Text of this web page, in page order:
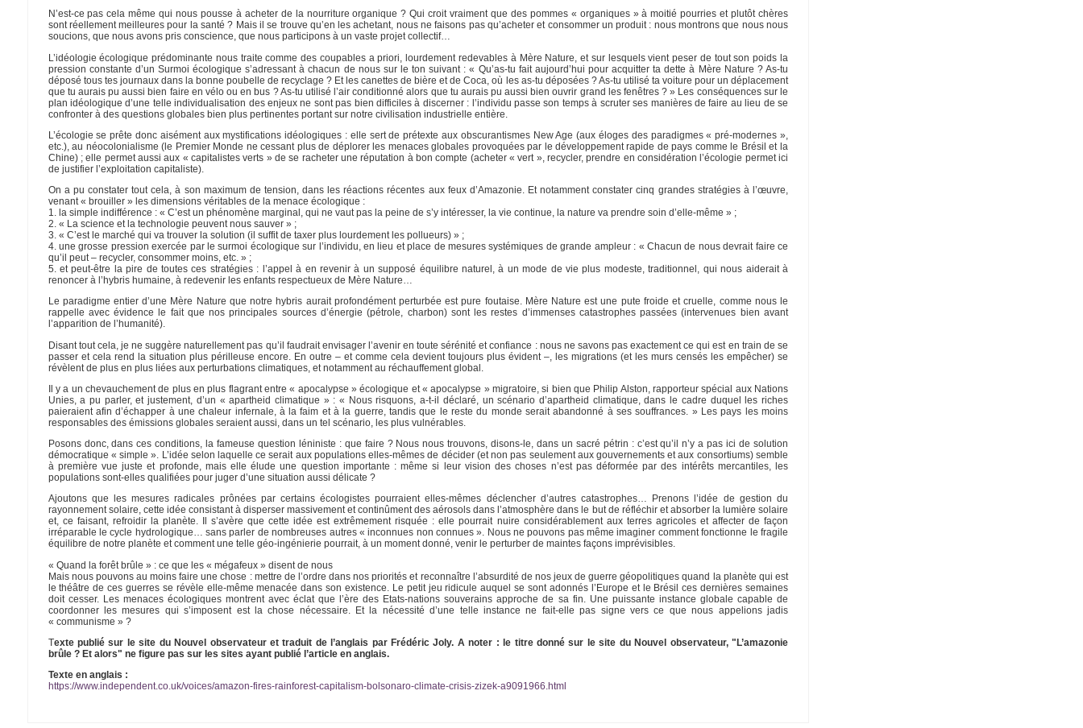
N’est-ce pas cela même qui nous pousse à acheter de la nourriture organique ? Qui croit vraiment que des pommes « organiques » à moitié pourries et plutôt chères
sont réellement meilleures pour la santé ? Mais il se trouve qu’en les achetant, nous ne faisons pas qu’acheter et consommer un produit : nous montrons que nous nous
soucions, que nous avons pris conscience, que nous participons à un vaste projet collectif…
L’idéologie écologique prédominante nous traite comme des coupables a priori, lourdement redevables à Mère Nature, et sur lesquels vient peser de tout son poids la
pression constante d’un Surmoi écologique s’adressant à chacun de nous sur le ton suivant : « Qu’as-tu fait aujourd’hui pour acquitter ta dette à Mère Nature ? As-tu
déposé tous tes journaux dans la bonne poubelle de recyclage ? Et les canettes de bière et de Coca, où les as-tu déposées ? As-tu utilisé ta voiture pour un déplacement
que tu aurais pu aussi bien faire en vélo ou en bus ? As-tu utilisé l’air conditionné alors que tu aurais pu aussi bien ouvrir grand les fenêtres ? » Les conséquences sur le
plan idéologique d’une telle individualisation des enjeux ne sont pas bien difficiles à discerner : l’individu passe son temps à scruter ses manières de faire au lieu de se
confronter à des questions globales bien plus pertinentes portant sur notre civilisation industrielle entière.
L’écologie se prête donc aisément aux mystifications idéologiques : elle sert de prétexte aux obscurantismes New Age (aux éloges des paradigmes « pré-modernes »,
etc.), au néocolonialisme (le Premier Monde ne cessant plus de déplorer les menaces globales provoquées par le développement rapide de pays comme le Brésil et la
Chine) ; elle permet aussi aux « capitalistes verts » de se racheter une réputation à bon compte (acheter « vert », recycler, prendre en considération l’écologie permet ici
de justifier l’exploitation capitaliste).
On a pu constater tout cela, à son maximum de tension, dans les réactions récentes aux feux d’Amazonie. Et notamment constater cinq grandes stratégies à l’œuvre,
venant « brouiller » les dimensions véritables de la menace écologique :
1. la simple indifférence : « C’est un phénomène marginal, qui ne vaut pas la peine de s’y intéresser, la vie continue, la nature va prendre soin d’elle-même » ;
2. « La science et la technologie peuvent nous sauver » ;
3. « C’est le marché qui va trouver la solution (il suffit de taxer plus lourdement les pollueurs) » ;
4. une grosse pression exercée par le surmoi écologique sur l’individu, en lieu et place de mesures systémiques de grande ampleur : « Chacun de nous devrait faire ce
qu’il peut – recycler, consommer moins, etc. » ;
5. et peut-être la pire de toutes ces stratégies : l’appel à en revenir à un supposé équilibre naturel, à un mode de vie plus modeste, traditionnel, qui nous aiderait à
renoncer à l’hybris humaine, à redevenir les enfants respectueux de Mère Nature…
Le paradigme entier d’une Mère Nature que notre hybris aurait profondément perturbée est pure foutaise. Mère Nature est une pute froide et cruelle, comme nous le
rappelle avec évidence le fait que nos principales sources d’énergie (pétrole, charbon) sont les restes d’immenses catastrophes passées (intervenues bien avant
l’apparition de l’humanité).
Disant tout cela, je ne suggère naturellement pas qu’il faudrait envisager l’avenir en toute sérénité et confiance : nous ne savons pas exactement ce qui est en train de se
passer et cela rend la situation plus périlleuse encore. En outre – et comme cela devient toujours plus évident –, les migrations (et les murs censés les empêcher) se
révèlent de plus en plus liées aux perturbations climatiques, et notamment au réchauffement global.
Il y a un chevauchement de plus en plus flagrant entre « apocalypse » écologique et « apocalypse » migratoire, si bien que Philip Alston, rapporteur spécial aux Nations
Unies, a pu parler, et justement, d’un « apartheid climatique » : « Nous risquons, a-t-il déclaré, un scénario d’apartheid climatique, dans le cadre duquel les riches
paieraient afin d’échapper à une chaleur infernale, à la faim et à la guerre, tandis que le reste du monde serait abandonné à ses souffrances. » Les pays les moins
responsables des émissions globales seraient aussi, dans un tel scénario, les plus vulnérables.
Posons donc, dans ces conditions, la fameuse question léniniste : que faire ? Nous nous trouvons, disons-le, dans un sacré pétrin : c’est qu’il n’y a pas ici de solution
démocratique « simple ». L’idée selon laquelle ce serait aux populations elles-mêmes de décider (et non pas seulement aux gouvernements et aux consortiums) semble
à première vue juste et profonde, mais elle élude une question importante : même si leur vision des choses n’est pas déformée par des intérêts mercantiles, les
populations sont-elles qualifiées pour juger d’une situation aussi délicate ?
Ajoutons que les mesures radicales prônées par certains écologistes pourraient elles-mêmes déclencher d’autres catastrophes… Prenons l’idée de gestion du
rayonnement solaire, cette idée consistant à disperser massivement et continûment des aérosols dans l’atmosphère dans le but de réfléchir et absorber la lumière solaire
et, ce faisant, refroidir la planète. Il s’avère que cette idée est extrêmement risquée : elle pourrait nuire considérablement aux terres agricoles et affecter de façon
irréparable le cycle hydrologique… sans parler de nombreuses autres « inconnues non connues ». Nous ne pouvons pas même imaginer comment fonctionne le fragile
équilibre de notre planète et comment une telle géo-ingénierie pourrait, à un moment donné, venir le perturber de maintes façons imprévisibles.
« Quand la forêt brûle » : ce que les « mégafeux » disent de nous
Mais nous pouvons au moins faire une chose : mettre de l’ordre dans nos priorités et reconnaître l’absurdité de nos jeux de guerre géopolitiques quand la planète qui est
le théâtre de ces guerres se révèle elle-même menacée dans son existence. Le petit jeu ridicule auquel se sont adonnés l’Europe et le Brésil ces dernières semaines
doit cesser. Les menaces écologiques montrent avec éclat que l’ère des Etats-nations souverains approche de sa fin. Une puissante instance globale capable de
coordonner les mesures qui s’imposent est la chose nécessaire. Et la nécessité d’une telle instance ne fait-elle pas signe vers ce que nous appelions jadis
« communisme » ?
Texte publié sur le site du Nouvel observateur et traduit de l’anglais par Frédéric Joly. A noter : le titre donné sur le site du Nouvel observateur, "L’amazonie
brûle ? Et alors" ne figure pas sur les sites ayant publié l’article en anglais.
Texte en anglais :
https://www.independent.co.uk/voices/amazon-fires-rainforest-capitalism-bolsonaro-climate-crisis-zizek-a9091966.html